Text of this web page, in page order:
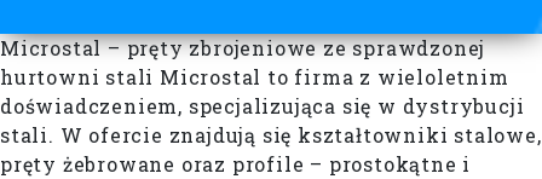
Microstal – pręty zbrojeniowe ze sprawdzonej
hurtowni stali Microstal to firma z wieloletnim
doświadczeniem, specjalizująca się w dystrybucji
stali. W ofercie znajdują się kształtowniki stalowe,
pręty żebrowane oraz profile – prostokątne i